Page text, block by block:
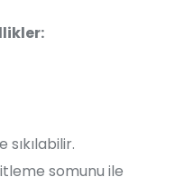
sıkılabilir.
somunu ile